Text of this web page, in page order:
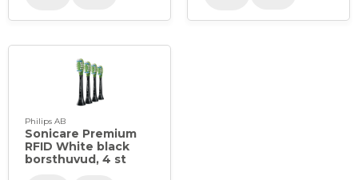
Philips AB
Sonicare Premium
RFID White black
borsthuvud, 4 st